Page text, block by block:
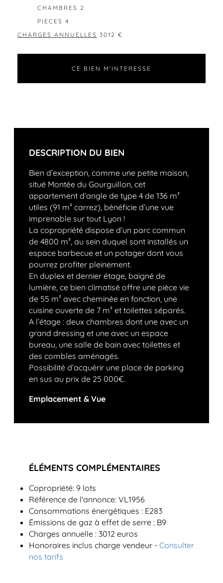
CHAMBRES 2
PIECES 4
CHARGES ANNUELLES 3012 €
CE BIEN M'INTERESSE
DESCRIPTION DU BIEN
Bien d’exception, comme une petite maison,
situé Montée du Gourguillon, cet
appartement d’angle de type 4 de 136 m²
utiles (91 m² carrez), bénéficie d’une vue
imprenable sur tout Lyon !
La copropriété dispose d’un parc commun
de 4800 m², au sein duquel sont installés un
espace barbecue et un potager dont vous
pourrez profiter pleinement.
En duplex et dernier étage, baigné de
lumière, ce bien climatisé offre une pièce vie
de 55 m² avec cheminée en fonction, une
cuisine ouverte de 7 m² et toilettes séparés.
A l’étage : deux chambres dont une avec un
grand dressing et une avec un espace
bureau, une salle de bain avec toilettes et
des combles aménagés.
Possibilité d’acquérir une place de parking
en sus au prix de 25 000€.
Emplacement & Vue
ÉLÉMENTS COMPLÉMENTAIRES
Copropriété: 9 lots
Référence de l'annonce: VL1956
Consommations énergétiques : E283
Émissions de gaz à effet de serre : B9
Charges annuelle : 3012 euros
Honoraires inclus charge vendeur - Consulter
nos tarifs